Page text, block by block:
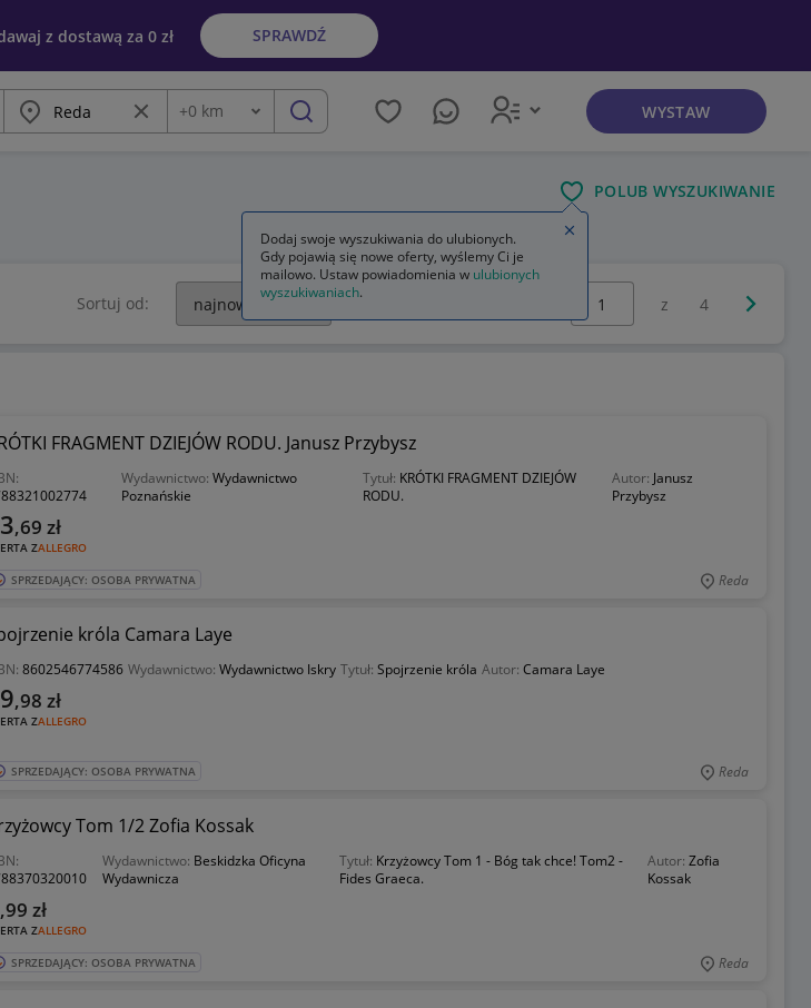
z dostawą za 0 zł SPRAWDŹ
Miasto Wyczyść frazę
Odległość
+0 km szukaj WYSTAW
POLUB WYSZUKIWANIE
Sortuj od: z 4
FRAGMENT DZIEJÓW RODU. Janusz Przybysz
Wydawnictwo: Wydawnictwo
Poznańskie
Tytuł: KRÓTKI FRAGMENT DZIEJÓW
RODU.
Autor: Janusz
Przybysz
ZALLEGRO
,69 zł
SPRZEDAJĄCY: OSOBA PRYWATNA Reda
króla Camara Laye
8602546774586 Wydawnictwo: Wydawnictwo Iskry Tytuł: Spojrzenie króla Autor: Camara Laye
ZALLEGRO
,98 zł
SPRZEDAJĄCY: OSOBA PRYWATNA Reda
Tom 1/2 Zofia Kossak
Wydawnictwo: Beskidzka Oficyna
Wydawnicza
Tytuł: Krzyżowcy Tom 1 - Bóg tak chce! Tom2 -
Fides Graeca.
Autor: Zofia
Kossak
ZALLEGRO
,99 zł
SPRZEDAJĄCY: OSOBA PRYWATNA Reda
Dodaj swoje wyszukiwania do ulubionych.
Gdy pojawią się nowe oferty, wyślemy Ci je
mailowo. Ustaw powiadomienia w ulubionych
wyszukiwaniach.
Zamknij wskazówkę